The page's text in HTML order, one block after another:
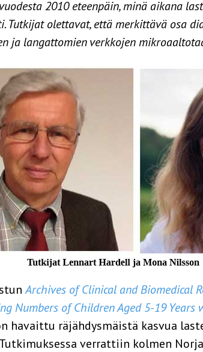
2010 eteenpäin, minä aikana
Tutkijat olettavat, että merkittävä osa
ja langattomien verkkojen
Archives of Clinical and Biomedical
Numbers of Children Aged 5-19
havaittu räjähdysmäistä kasvua
verrattiin kolmen